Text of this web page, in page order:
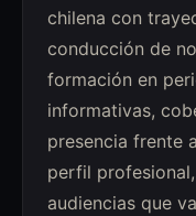
chilena con
conducción de
formación en
informativas,
presencia frente
perfil
audiencias que